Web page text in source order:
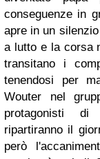
conseguenze in
apre in un
a lutto e la corsa
transitano i
tenendosi per
Wouter nel
protagonisti di
ripartiranno il
però